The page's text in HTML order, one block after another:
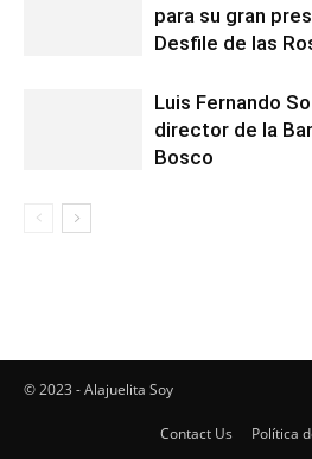
para su gran
Desfile de las
Luis Fernando
director de la
Bosco
© 2023 - Alajuelita Soy
Contact Us Política